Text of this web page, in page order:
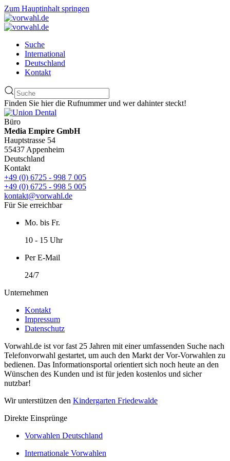
Zum Hauptinhalt springen
Suche
International
Deutschland
Kontakt
Finden Sie hier die Rufnummer und wer dahinter steckt!
Büro
Media Empire GmbH
Hauptstrasse 54
55437 Appenheim
Deutschland
Kontakt
+49 (0) 6725 - 998 7 005
+49 (0) 6725 - 998 5 005
kontakt@vorwahl.de
Für Sie erreichbar
Mo. bis Fr.
10 - 15 Uhr
Per E-Mail
24/7
Unternehmen
Kontakt
Impressum
Datenschutz
Vorwahl.de ist vor fast 25 Jahren mit einer umfassenden Suche nach
Telefonvorwahl gestartet, um auch den Markt der Vor-Vorwahlen zu
bedienen. Das Informationsportal orientiert sich noch heute an den
Wünschen des Kunden und ist für jeden kostenlos und sicher
nutzbar!
Wir unterstützen den Kindergarten Friedewalde
Direkte Einsprünge
Vorwahlen Deutschland
Internationale Vorwahlen